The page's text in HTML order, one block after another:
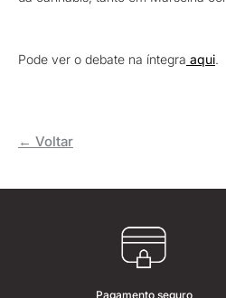
Pode ver o debate na íntegra aqui.
← Voltar
Pagamento seguro